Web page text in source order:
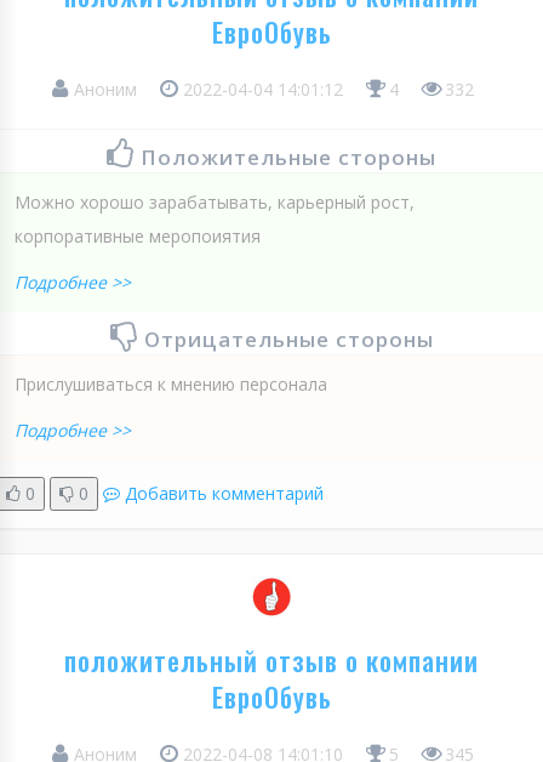
ЕвроОбувь
Аноним 2022-04-04 14:01:12 4 332
Положительные стороны
Можно хорошо зарабатывать, карьерный рост,
корпоративные меропоиятия
Подробнее >>
Отрицательные стороны
Прислушиваться к мнению персонала
Подробнее >>
0 0 Добавить комментарий
положительный отзыв о компании
ЕвроОбувь
Аноним 2022-04-08 14:01:10 5 345